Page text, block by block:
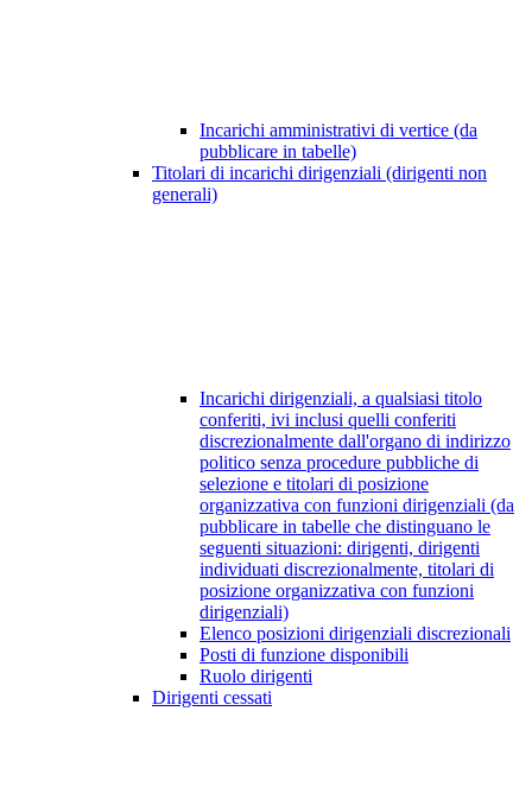
Incarichi amministrativi di vertice (da
pubblicare in tabelle)
Titolari di incarichi dirigenziali (dirigenti non
generali)
Incarichi dirigenziali, a qualsiasi titolo
conferiti, ivi inclusi quelli conferiti
discrezionalmente dall'organo di indirizzo
politico senza procedure pubbliche di
selezione e titolari di posizione
organizzativa con funzioni dirigenziali (da
pubblicare in tabelle che distinguano le
seguenti situazioni: dirigenti, dirigenti
individuati discrezionalmente, titolari di
posizione organizzativa con funzioni
dirigenziali)
Elenco posizioni dirigenziali discrezionali
Posti di funzione disponibili
Ruolo dirigenti
Dirigenti cessati